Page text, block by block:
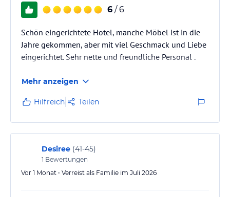
6 / 6
Schön eingerichtete Hotel, manche Möbel ist in die
Jahre gekommen, aber mit viel Geschmack und Liebe
eingerichtet. Sehr nette und freundliche Personal .
Mehr anzeigen
Hilfreich Teilen
Desiree (41-45)
1 Bewertungen
Vor 1 Monat • Verreist als Familie im Juli 2026